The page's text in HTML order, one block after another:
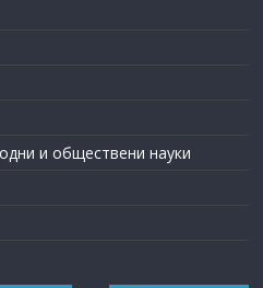
и обществени науки